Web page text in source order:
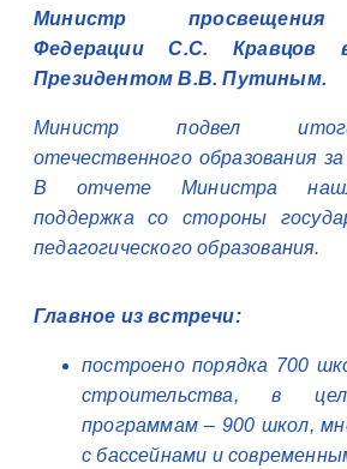
Министр просвещения
Федерации С.С. Кравцов
Президентом В.В. Путиным.
Министр подвел
отечественного образования
В отчете Министра
поддержка со стороны
педагогического образования.
Главное из встречи:
построено порядка 700
строительства, в
программам – 900 школ,
с бассейнами и